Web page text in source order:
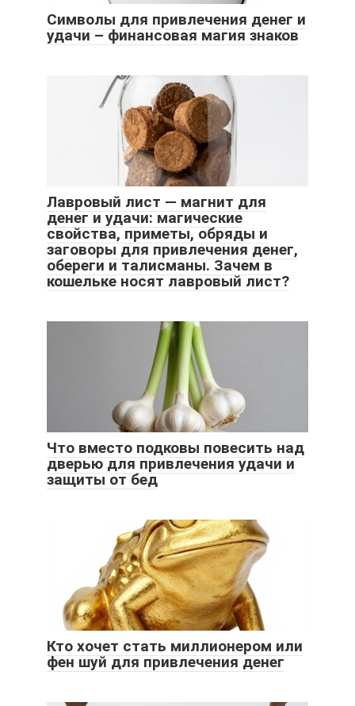
Символы для привлечения денег и
удачи – финансовая магия знаков
Лавровый лист — магнит для
денег и удачи: магические
свойства, приметы, обряды и
заговоры для привлечения денег,
обереги и талисманы. Зачем в
кошельке носят лавровый лист?
Что вместо подковы повесить над
дверью для привлечения удачи и
защиты от бед
Кто хочет стать миллионером или
фен шуй для привлечения денег